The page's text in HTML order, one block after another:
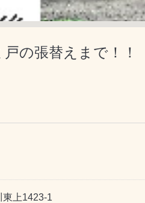
の張替えまで！！
東上1423-1